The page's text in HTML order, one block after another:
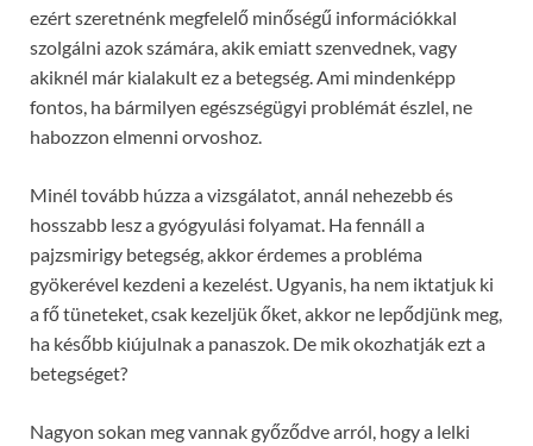
ezért szeretnénk megfelelő minőségű információkkal
szolgálni azok számára, akik emiatt szenvednek, vagy
akiknél már kialakult ez a betegség. Ami mindenképp
fontos, ha bármilyen egészségügyi problémát észlel, ne
habozzon elmenni orvoshoz.
Minél tovább húzza a vizsgálatot, annál nehezebb és
hosszabb lesz a gyógyulási folyamat. Ha fennáll a
pajzsmirigy betegség, akkor érdemes a probléma
gyökerével kezdeni a kezelést. Ugyanis, ha nem iktatjuk ki
a fő tüneteket, csak kezeljük őket, akkor ne lepődjünk meg,
ha később kiújulnak a panaszok. De mik okozhatják ezt a
betegséget?
Nagyon sokan meg vannak győződve arról, hogy a lelki